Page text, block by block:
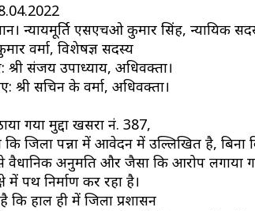
न्यायमूर्ति एसएचओ कुमार सिंह, न्यायिक
वर्मा, विशेषज्ञ सदस्य
संजय उपाध्याय, अधिवक्ता।
श्री सचिन के वर्मा, अधिवक्ता।
गया मुद्दा खसरा नं. 387,
जिला पन्ना में आवेदन में उल्लिखित है, बिना
वैधानिक अनुमति और जैसा कि आरोप लगाया
में पथ निर्माण कर रहा है।
हाल ही में जिला प्रशासन